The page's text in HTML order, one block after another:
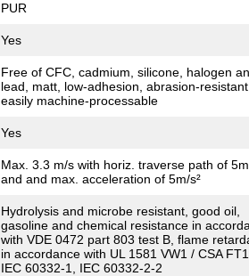
PUR
Yes
Free of CFC, cadmium, silicone, halogen
lead, matt, low-adhesion, abrasion-resistant,
easily machine-processable
Yes
Max. 3.3 m/s with horiz. traverse path of 5m
and and max. acceleration of 5m/s²
Hydrolysis and microbe resistant, good oil,
gasoline and chemical resistance in
with VDE 0472 part 803 test B, flame
in accordance with UL 1581 VW1 / CSA
IEC 60332-1, IEC 60332-2-2